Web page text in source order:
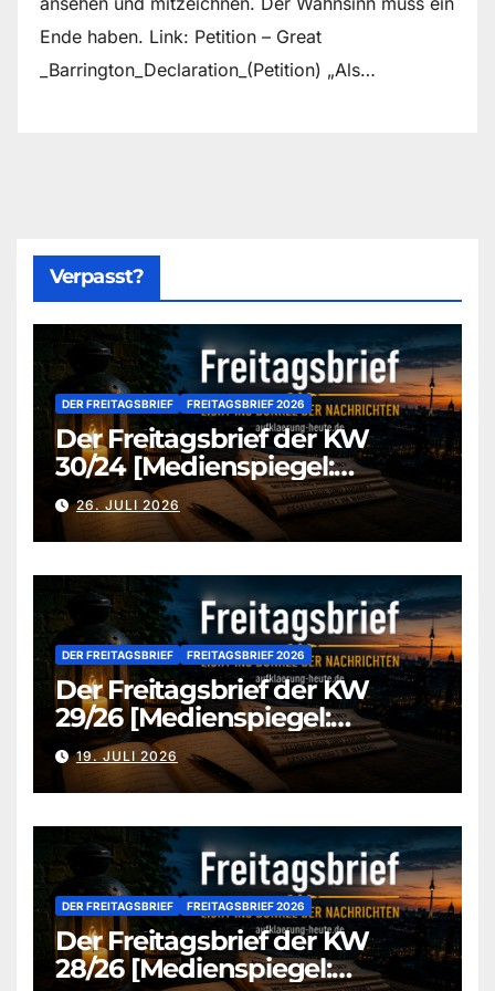
Ende haben. Link: Petition – Great
_Barrington_Declaration_(Petition) „Als…
Verpasst?
DER FREITAGSBRIEF FREITAGSBRIEF 2026
Der Freitagsbrief der KW
30/24 [Medienspiegel:
aufklaerung-heute-de]
26. JULI 2026
DER FREITAGSBRIEF FREITAGSBRIEF 2026
Der Freitagsbrief der KW
29/26 [Medienspiegel:
aufklaerung-heute.de]
19. JULI 2026
DER FREITAGSBRIEF FREITAGSBRIEF 2026
Der Freitagsbrief der KW
28/26 [Medienspiegel: